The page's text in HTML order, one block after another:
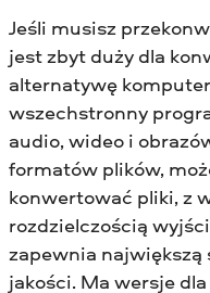
Jeśli musisz
jest zbyt duży dla
alternatywę
wszechstronny
audio, wideo i
formatów plików,
konwertować pliki, z
rozdzielczością
zapewnia
jakości. Ma wersje